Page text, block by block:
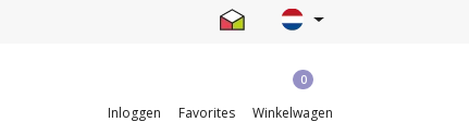
Inloggen Favorites
0
Winkelwagen